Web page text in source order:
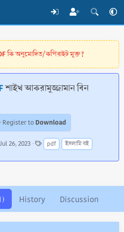
কি অনুমোদিত/কপিরাইট মুক্ত?
শাইখ আকরামুজ্জামান বিন
Register to Download
C
Jul 26, 2023
T
a
g
pdf ইসলামি বই
History Discussion